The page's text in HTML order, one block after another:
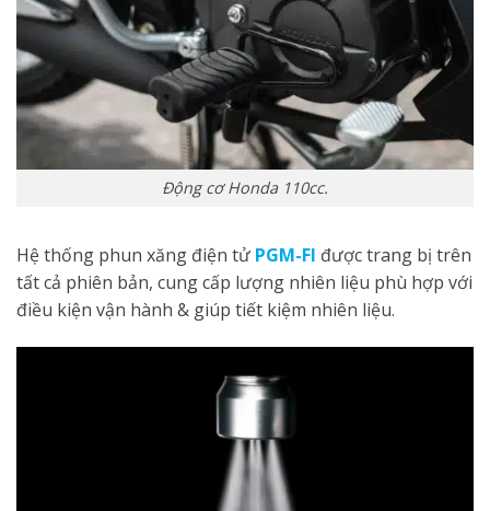
Động cơ Honda 110cc.
Hệ thống phun xăng điện tử PGM-FI được trang bị trên
tất cả phiên bản, cung cấp lượng nhiên liệu phù hợp với
điều kiện vận hành & giúp tiết kiệm nhiên liệu.